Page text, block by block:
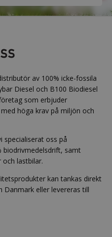
av 100% icke-fossila
Diesel och B100 Biodiesel
som erbjuder
höga krav på miljön och
specialiserat oss på
biodrivmedelsdrift, samt
lastbilar.
kan tankas direkt
Danmark eller levereras till